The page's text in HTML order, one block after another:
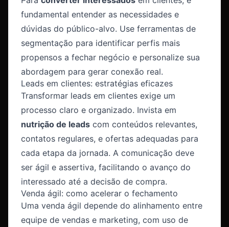
fundamental entender as necessidades e
dúvidas do público-alvo. Use ferramentas de
segmentação para identificar perfis mais
propensos a fechar negócio e personalize sua
abordagem para gerar conexão real.
Leads em clientes: estratégias eficazes
Transformar leads em clientes exige um
processo claro e organizado. Invista em
nutrição de leads com conteúdos relevantes,
contatos regulares, e ofertas adequadas para
cada etapa da jornada. A comunicação deve
ser ágil e assertiva, facilitando o avanço do
interessado até a decisão de compra.
Venda ágil: como acelerar o fechamento
Uma venda ágil depende do alinhamento entre
equipe de vendas e marketing, com uso de